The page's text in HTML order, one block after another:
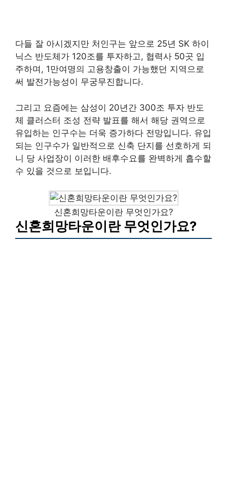
다들 잘 아시겠지만 처인구는 앞으로 25년 SK 하이
닉스 반도체가 120조를 투자하고, 협력사 50곳 입
주하며, 1만여명의 고용창출이 가능했던 지역으로
써 발전가능성이 무궁무진합니다. ​
그리고 요즘에는 삼성이 20년간 300조 투자 반도
체 클러스터 조성 전략 발표를 해서 해당 권역으로
유입하는 인구수는 더욱 증가하다 전망입니다. 유입
되는 인구수가 일반적으로 신축 단지를 선호하게 되
니 당 사업장이 이러한 배후수요를 완벽하게 흡수할
수 있을 것으로 보입니다.
신혼희망타운이란 무엇인가요?
신혼희망타운이란 무엇인가요?